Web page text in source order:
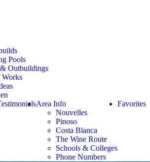
Pools
Outbuildings
Favorites
Area Info
Nouvelles
Pinoso
Costa Blanca
The Wine Route
Schools & Colleges
Phone Numbers